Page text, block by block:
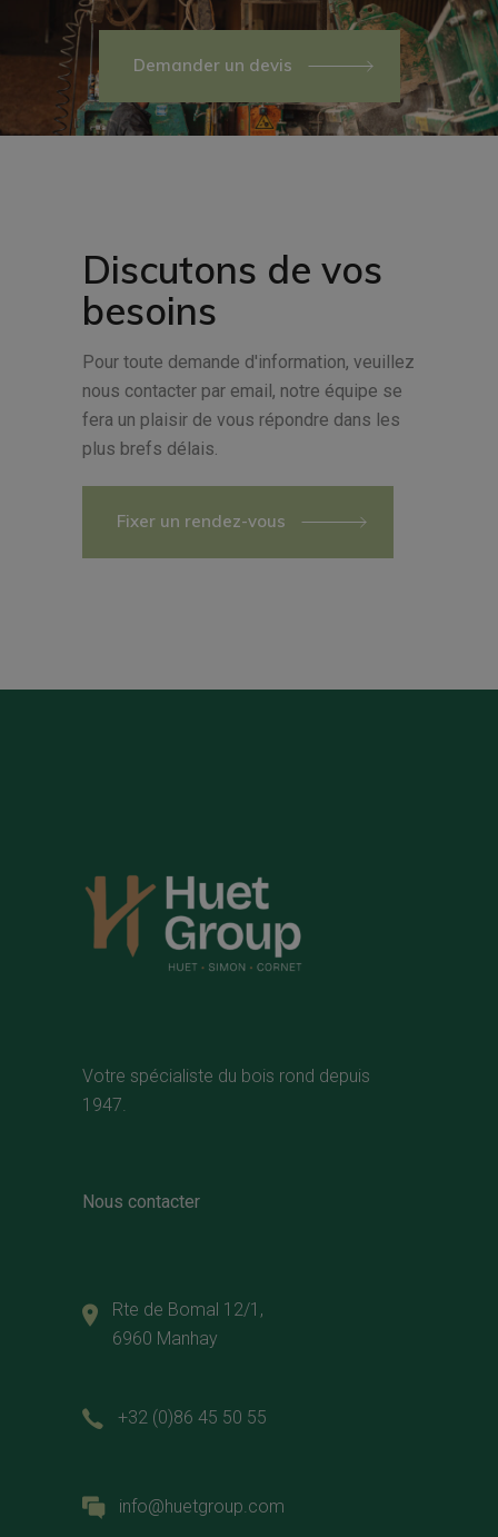
Demander un devis
Discutons de vos
besoins
Pour toute demande d'information, veuillez
nous contacter par email, notre équipe se
fera un plaisir de vous répondre dans les
plus brefs délais.
Fixer un rendez-vous
Votre spécialiste du bois rond depuis
1947.
Nous contacter
Rte de Bomal 12/1,
6960 Manhay
+32 (0)86 45 50 55
info@huetgroup.com